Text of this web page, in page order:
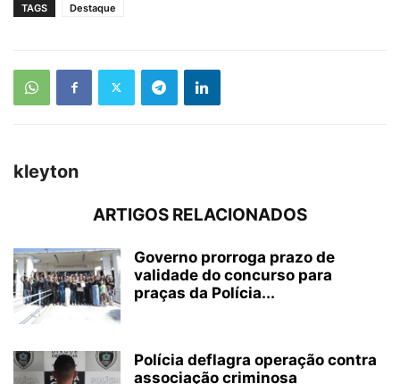
TAGS Destaque
kleyton
ARTIGOS RELACIONADOS
Governo prorroga prazo de
validade do concurso para
praças da Polícia...
Polícia deflagra operação contra
associação criminosa